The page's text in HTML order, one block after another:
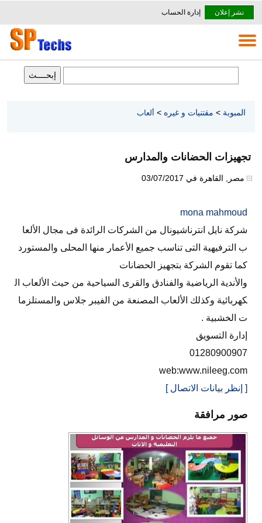
نشر إعلان إدارة الحساب
المبوبة > مقتنيات و غيره > ألعاب
تجهيزات الحضانات والمدارس
مصر القاهرة في 03/07/2017
mona mahmoud
شركة نايل انترناشيونال من الشركات الرائدة فى مجال الألعا
ب الترفيهية التى تناسب جميع الأعمار منها المحلى والمستورد
كما تقوم الشركة بتجهيز الحضانات
والأندية الرياضية والفنادق والقرى السياحية من حيث الألعاب ال
كهربائية وكذلك الألعاب المصنعة من الفيبر جلاس والمستلزما
ت الخشبية .
إدارة التسويق
01280900907
web:www.nileeg.com
[ إنظر بيانات الاتصال ]
صور مرافقة